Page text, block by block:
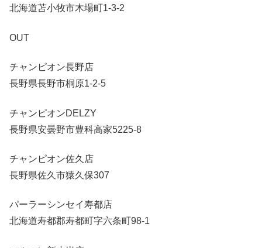
北海道苫小牧市木場町1-3-2
OUT
チャンピオン長野店
長野県長野市桐原1-2-5
チャンピオンDELZY
長野県安曇野市豊科高家5225-8
チャンピオン佐久店
長野県佐久市猿久保307
パーラーシンセイ寿都店
北海道寿都郡寿都町字六条町98-1